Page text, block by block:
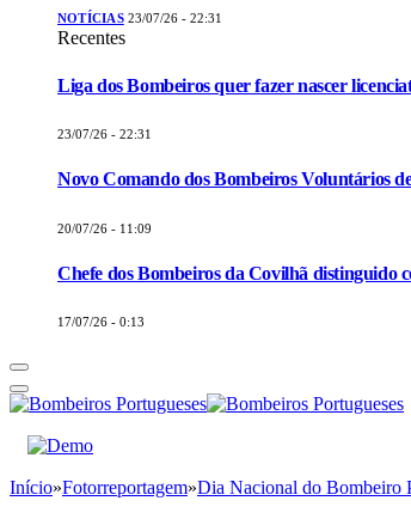
NOTÍCIAS 23/07/26 - 22:31
Recentes
Liga dos Bombeiros quer fazer nascer
23/07/26 - 22:31
Novo Comando dos Bombeiros Voluntários
20/07/26 - 11:09
Chefe dos Bombeiros da Covilhã distinguido
17/07/26 - 0:13
Início»Fotorreportagem»Dia Nacional do Bombeiro